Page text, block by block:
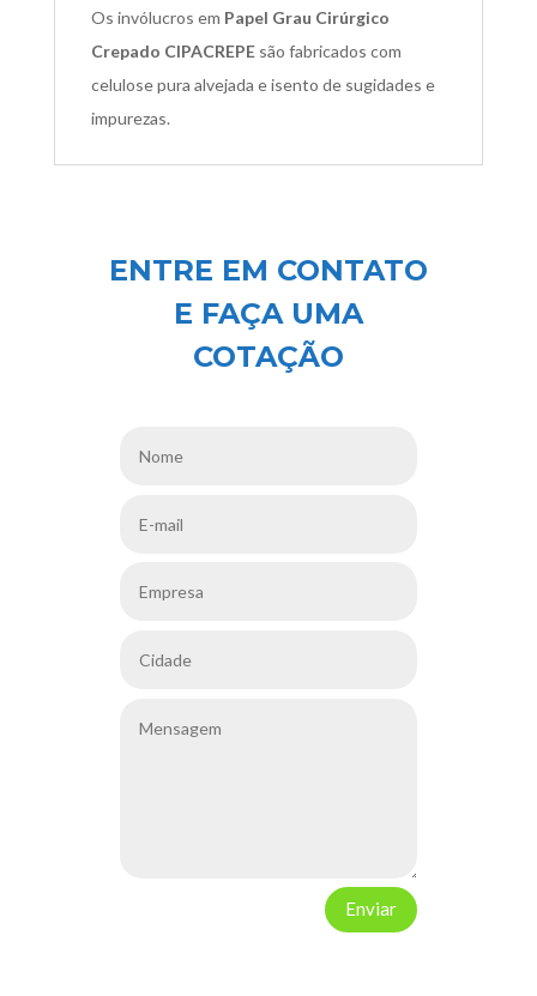
Os invólucros em Papel Grau Cirúrgico
Crepado CIPACREPEsão fabricados com
celulose pura alvejada e isento de sugidades e
impurezas.
ENTRE EM CONTATO
E FAÇA UMA
COTAÇÃO
Enviar